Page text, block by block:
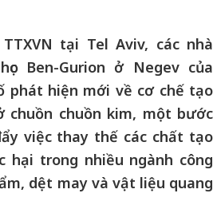
tại Tel Aviv, các nhà
Ben-Gurion ở Negev của
phát hiện mới về cơ chế tạo
chuồn chuồn kim, một bước
việc thay thế các chất tạo
hại trong nhiều ngành công
dệt may và vật liệu quang